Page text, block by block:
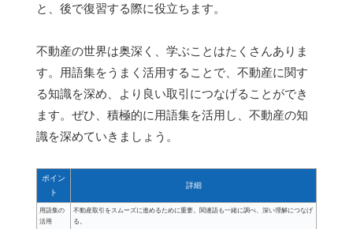
と、後で復習する際に役立ちます。
不動産の世界は奥深く、学ぶことはたくさんありま
す。用語集をうまく活用することで、不動産に関す
る知識を深め、より良い取引につなげることができ
ます。ぜひ、積極的に用語集を活用し、不動産の知
識を深めていきましょう。
ポイン
ト
詳細
用語集の
活用
不動産取引をスムーズに進めるために重要。関連語も一緒に調べ、深い理解につなげ
る。